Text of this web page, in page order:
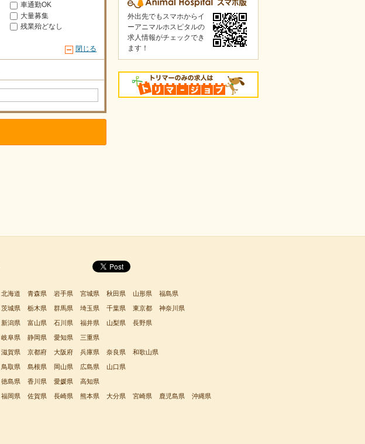
車通勤OK
大量募集
残業殆どなし
閉じる
外出先でもスマホからイ
ーアニマルホスピタルの
求人情報がチェックでき
ます！
北海道 青森県 岩手県 宮城県 秋田県 山形県 福島県
茨城県 栃木県 群馬県 埼玉県 千葉県 東京都 神奈川県
新潟県 富山県 石川県 福井県 山梨県 長野県
岐阜県 静岡県 愛知県 三重県
滋賀県 京都府 大阪府 兵庫県 奈良県 和歌山県
鳥取県 島根県 岡山県 広島県 山口県
徳島県 香川県 愛媛県 高知県
福岡県 佐賀県 長崎県 熊本県 大分県 宮崎県 鹿児島県 沖縄県